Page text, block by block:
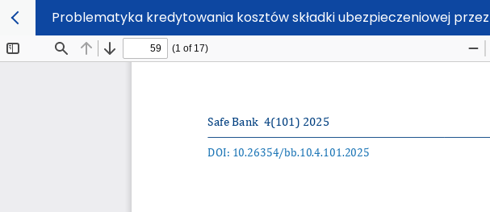
Problematyka kredytowania kosztów składki ubezpieczeniowej